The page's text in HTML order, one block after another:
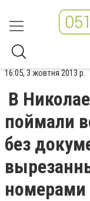
16:05, 3 жовтня 2013 р.
В
поймали
без